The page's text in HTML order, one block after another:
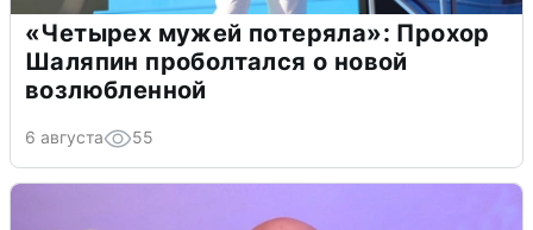
«Четырех мужей потеряла»: Прохор
Шаляпин проболтался о новой
возлюбленной
6 августа 55